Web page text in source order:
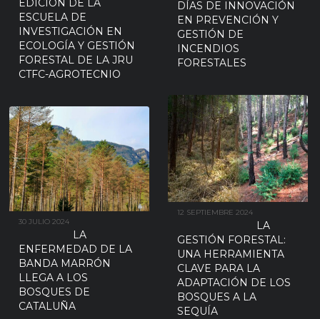
EDICIÓN DE LA
ESCUELA DE
INVESTIGACIÓN EN
ECOLOGÍA Y GESTIÓN
FORESTAL DE LA JRU
CTFC-AGROTECNIO
DÍAS DE INNOVACIÓN
EN PREVENCIÓN Y
GESTIÓN DE
INCENDIOS
FORESTALES
12 SEPTIEMBRE 2024
LA
GESTIÓN FORESTAL:
UNA HERRAMIENTA
CLAVE PARA LA
ADAPTACIÓN DE LOS
BOSQUES A LA
SEQUÍA
30 JULIO 2024
LA
ENFERMEDAD DE LA
BANDA MARRÓN
LLEGA A LOS
BOSQUES DE
CATALUÑA